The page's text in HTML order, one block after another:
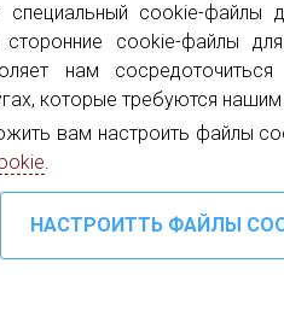
специальный cookie-
cookie-файлы
нам сосредоточиться
которые требуются нашим
вам настроить файлы
.
и
телевизионного
кабельного,
и FTTH GPON